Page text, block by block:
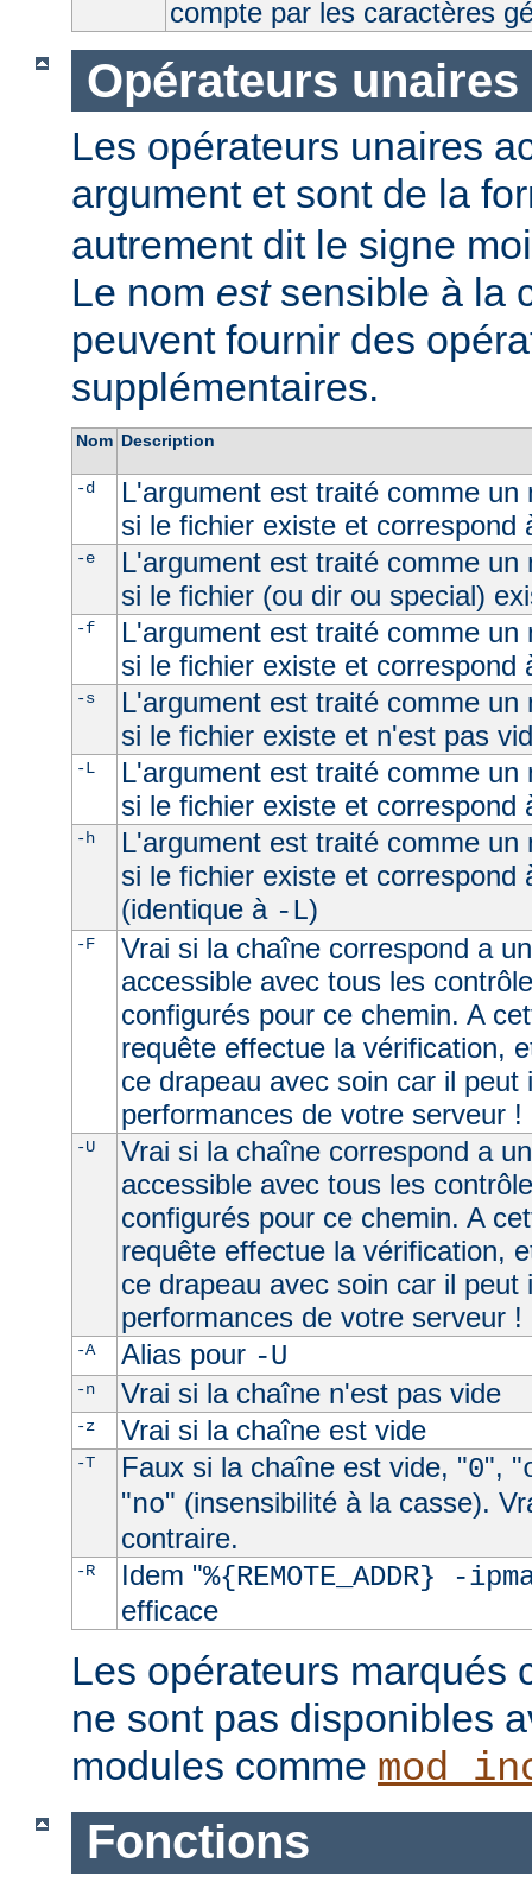
compte par les caractères
Opérateurs unaires
Les opérateurs unaires
argument et sont de la
autrement dit le signe
Le nom estsensible à la
peuvent fournir des
supplémentaires.
Nom Description
-d
L'argument est traité comme un
si le fichier existe et correspond
-e
L'argument est traité comme un
si le fichier (ou dir ou special)
-f
L'argument est traité comme un
si le fichier existe et correspond
-s
L'argument est traité comme un
si le fichier existe et n'est pas
-L
L'argument est traité comme un
si le fichier existe et correspond
-h
L'argument est traité comme un
si le fichier existe et correspond
(identique à -L)
-F
Vrai si la chaîne correspond a
accessible avec tous les
configurés pour ce chemin. A
requête effectue la vérification,
ce drapeau avec soin car il peut
performances de votre serveur !
-U
Vrai si la chaîne correspond a
accessible avec tous les
configurés pour ce chemin. A
requête effectue la vérification,
ce drapeau avec soin car il peut
performances de votre serveur !
-A Alias pour -U
-n Vrai si la chaîne n'est pas vide
-z Vrai si la chaîne est vide
-T Faux si la chaîne est vide, "0", "
"no" (insensibilité à la casse).
contraire.
-R Idem "%{REMOTE_ADDR} -
efficace
Les opérateurs marqués
ne sont pas disponibles
modules comme
Fonctions